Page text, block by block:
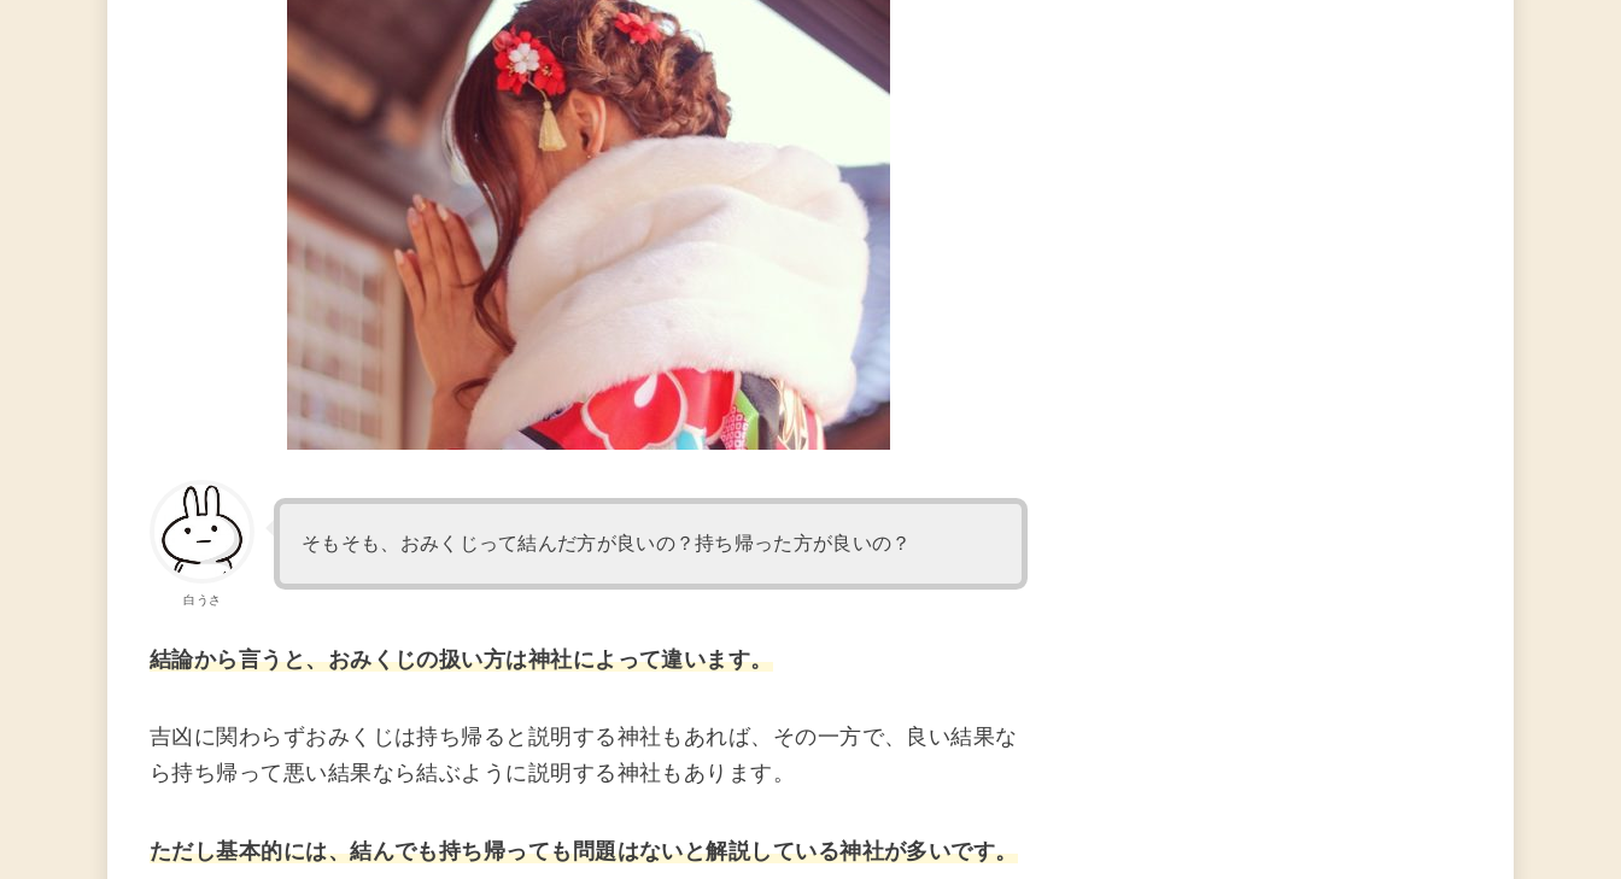
白うさ
そもそも、おみくじって結んだ方が良いの？持ち帰った方が良いの？
結論から言うと、おみくじの扱い方は神社によって違います。
吉凶に関わらずおみくじは持ち帰ると説明する神社もあれば、その一方で、良い結果な
ら持ち帰って悪い結果なら結ぶように説明する神社もあります。
ただし基本的には、結んでも持ち帰っても問題はないと解説している神社が多いです。